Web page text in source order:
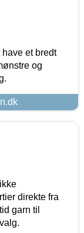
et bredt
og
direkte fra
garn til